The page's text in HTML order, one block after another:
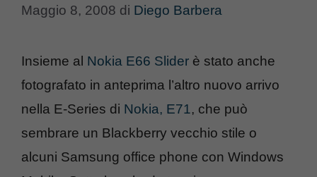
Maggio 8, 2008 di Diego Barbera
Insieme al Nokia E66 Slider è stato anche
fotografato in anteprima l’altro nuovo arrivo
nella E-Series di Nokia, E71, che può
sembrare un Blackberry vecchio stile o
alcuni Samsung office phone con Windows